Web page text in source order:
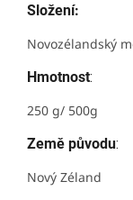
Složení:
Novozélandský
Hmotnost:
250 g/ 500g
Země původu:
Nový Zéland